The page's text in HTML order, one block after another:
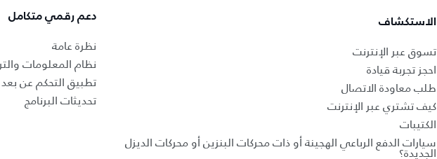
الاستكشاف
تسوق عبر الإنترنت
احجز تجربة قيادة
طلب معاودة الاتصال
كيف تشتري عبر الإنترنت
الكتيبات
سيارات الدفع الرباعي الهجينة أو ذات محركات البنزين أو محركات الديزل
الجديدة؟
دعم رقمي متكامل
نظرة عامة
نظام المعلومات
تطبيق التحكم عن بعد
تحديثات البرنامج